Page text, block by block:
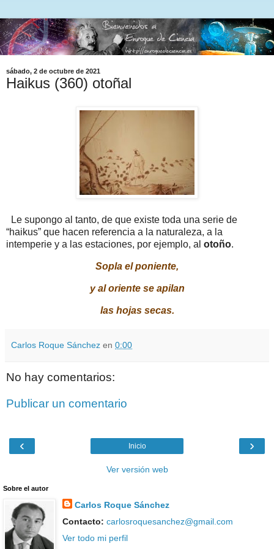
sábado, 2 de octubre de 2021
Haikus (360) otoñal
Le supongo al tanto, de que existe toda una serie de
“haikus” que hacen referencia a la naturaleza, a la
intemperie y a las estaciones, por ejemplo, al otoño.
Sopla el poniente,
y al oriente se apilan
las hojas secas.
Carlos Roque Sánchez en 0:00
No hay comentarios:
Publicar un comentario
‹ ›
Inicio
Ver versión web
Sobre el autor
Carlos Roque Sánchez
Contacto: carlosroquesanchez@gmail.com
Ver todo mi perfil